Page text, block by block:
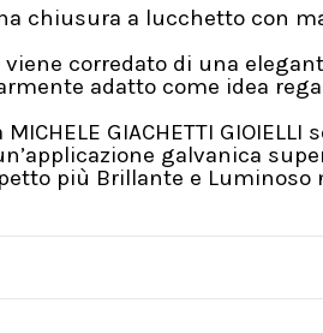
chiusura a lucchetto con
viene corredato di una
adatto come idea
MICHELE GIACHETTI
galvanica
più Brillante e